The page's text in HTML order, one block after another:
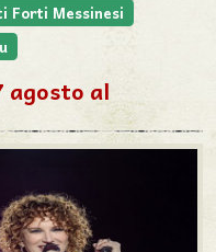
Forti Messinesi
agosto al